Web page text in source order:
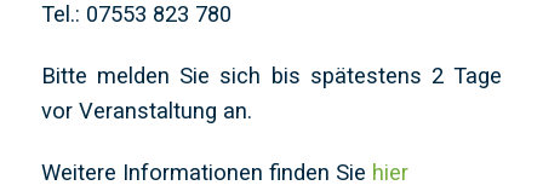
Tel.: 07553 823 780
Bitte melden Sie sich bis spätestens 2 Tage
vor Veranstaltung an.
Weitere Informationen finden Sie hier